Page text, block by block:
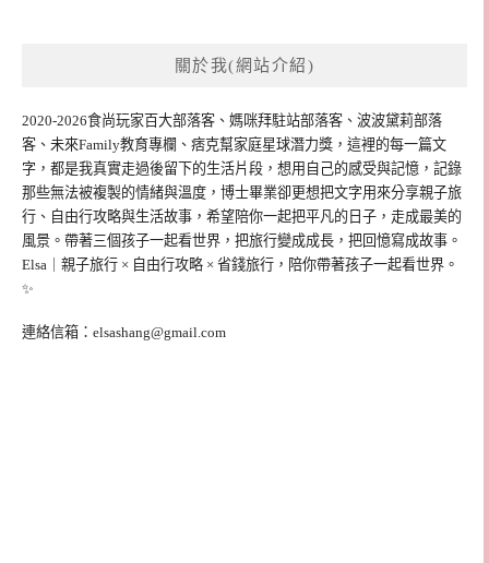
關於我(網站介紹)
2020-2026食尚玩家百大部落客、媽咪拜駐站部落客、波波黛莉部落
客、未來Family教育專欄、痞克幫家庭星球潛力獎，這裡的每一篇文
字，都是我真實走過後留下的生活片段，想用自己的感受與記憶，記錄
那些無法被複製的情緒與溫度，博士畢業卻更想把文字用來分享親子旅
行、自由行攻略與生活故事，希望陪你一起把平凡的日子，走成最美的
風景。帶著三個孩子一起看世界，把旅行變成成長，把回憶寫成故事。
Elsa｜親子旅行 × 自由行攻略 × 省錢旅行，陪你帶著孩子一起看世界。
✨
連絡信箱： elsashang@gmail.com